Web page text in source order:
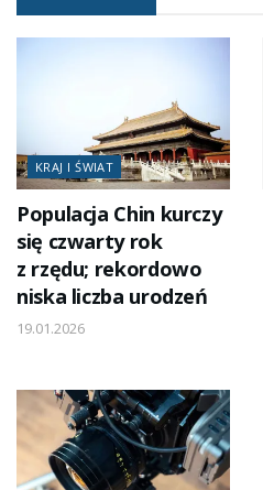
KRAJ I ŚWIAT
Populacja Chin kurczy
się czwarty rok
z rzędu; rekordowo
niska liczba urodzeń
19.01.2026